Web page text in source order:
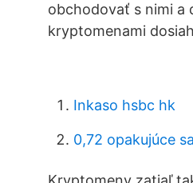
obchodovať s nimi a
kryptomenami
Inkaso hsbc hk
0,72 opakujúce